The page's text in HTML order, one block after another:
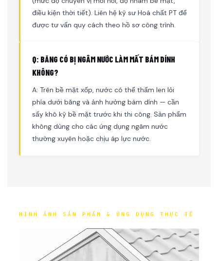
điều kiện thời tiết). Liên hệ kỹ sư Hoá chất PT để
được tư vấn quy cách theo hồ sơ công trình.
Q: BĂNG CÓ BỊ NGÂM NƯỚC LÀM MẤT BÁM DÍNH
KHÔNG?
A: Trên bề mặt xốp, nước có thể thấm len lỏi
phía dưới băng và ảnh hưởng bám dính — cần
sấy khô kỹ bề mặt trước khi thi công. Sản phẩm
không dùng cho các ứng dụng ngâm nước
thường xuyên hoặc chịu áp lực nước.
HÌNH ẢNH SẢN PHẨM & ỨNG DỤNG THỰC TẾ